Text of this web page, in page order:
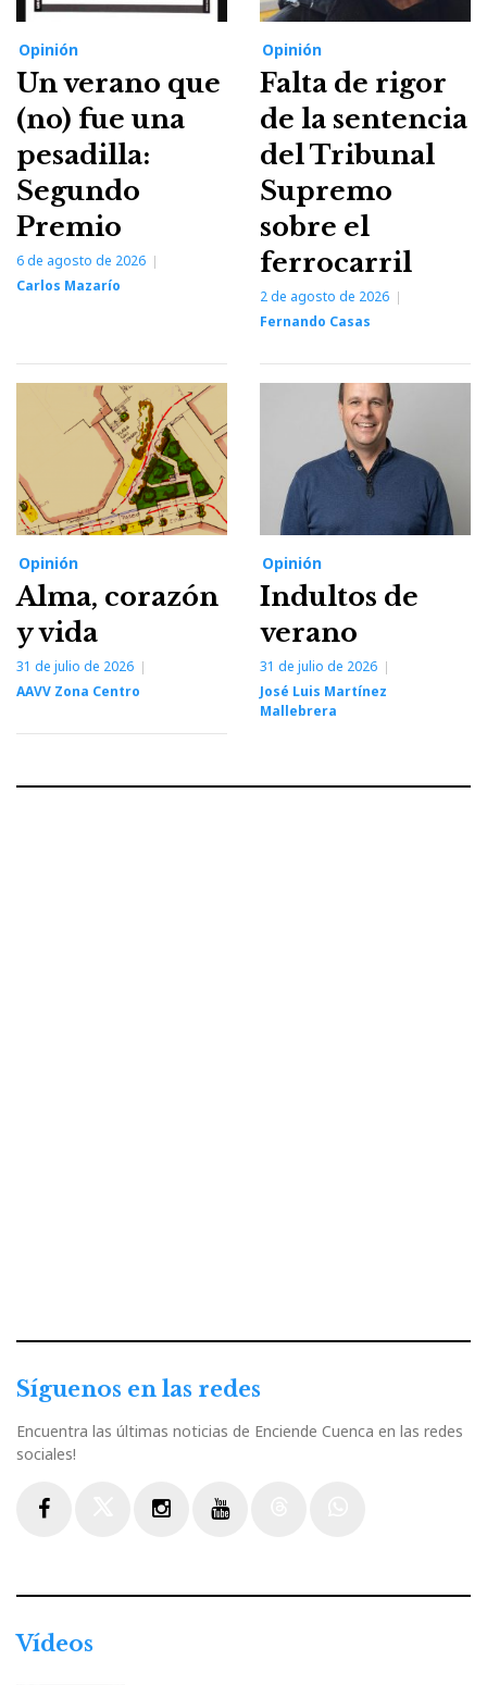
Opinión
Un verano que
(no) fue una
pesadilla:
Segundo
Premio
6 de agosto de 2026
Carlos Mazarío
Opinión
Falta de rigor
de la sentencia
del Tribunal
Supremo
sobre el
ferrocarril
2 de agosto de 2026
Fernando Casas
Opinión
Alma, corazón
y vida
31 de julio de 2026
AAVV Zona Centro
Opinión
Indultos de
verano
31 de julio de 2026
José Luis Martínez
Mallebrera
Síguenos en las redes
Encuentra las últimas noticias de Enciende Cuenca en las redes
sociales!
Vídeos